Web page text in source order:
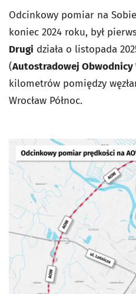
Odcinkowy pomiar na
koniec 2024 roku, był
Drugi działa o listopada
(Autostradowej Obwodnicy
kilometrów pomiędzy
Wrocław Północ.